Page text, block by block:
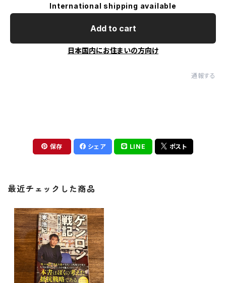
International shipping available
Add to cart
日本国内にお住まいの方向け
通報する
保存 シェア LINE ポスト
最近チェックした商品